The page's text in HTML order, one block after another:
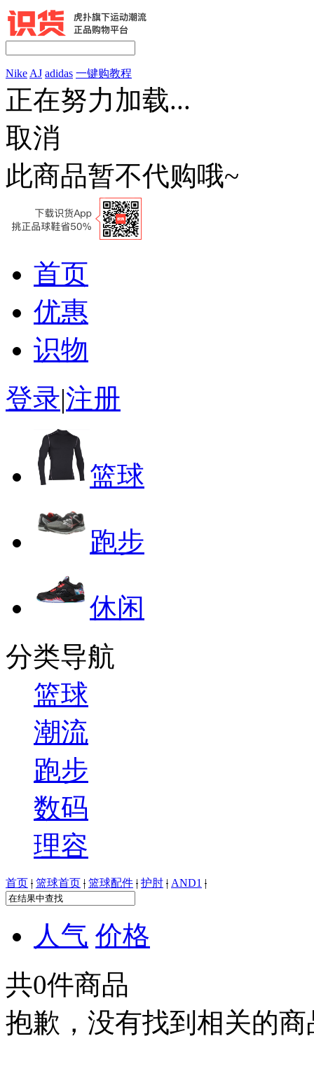
Nike AJ adidas 一键购教程
正在努力加载...
取消
此商品暂不代购哦~
首页
优惠
识物
登录|注册
篮球
跑步
休闲
分类导航
篮球
潮流
跑步
数码
理容
首页 | 篮球首页 | 篮球配件 | 护肘 | AND1 |
人气 价格
共0件商品
抱歉，没有找到相关的